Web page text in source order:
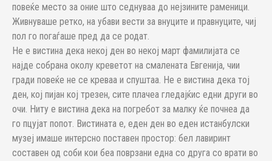
повеќе место за оние што седнуваа до нејзините раменици.
Живнуваше ретко, на убави вести за внуците и правнуците, чиј
пол го погаѓаше пред да се родат.
Не е вистина дека некој ден во некој март фамилијата се
најде собрана околу креветот на смалената Евгенија, чии
гради повеќе не се креваа и спуштаа. Не е вистина дека тој
ден, кој пијан кој трезен, сите плачеа гледајќис едни други во
очи. Ниту е вистина дека на погребот за малку ќе почнеа да
го пцујат попот. Вистината е, еден ден во еден истанбулски
музеј имаше интерсно поставен простор: бел лавиринт
составен од соби кои беа поврзани една со друга со врати во